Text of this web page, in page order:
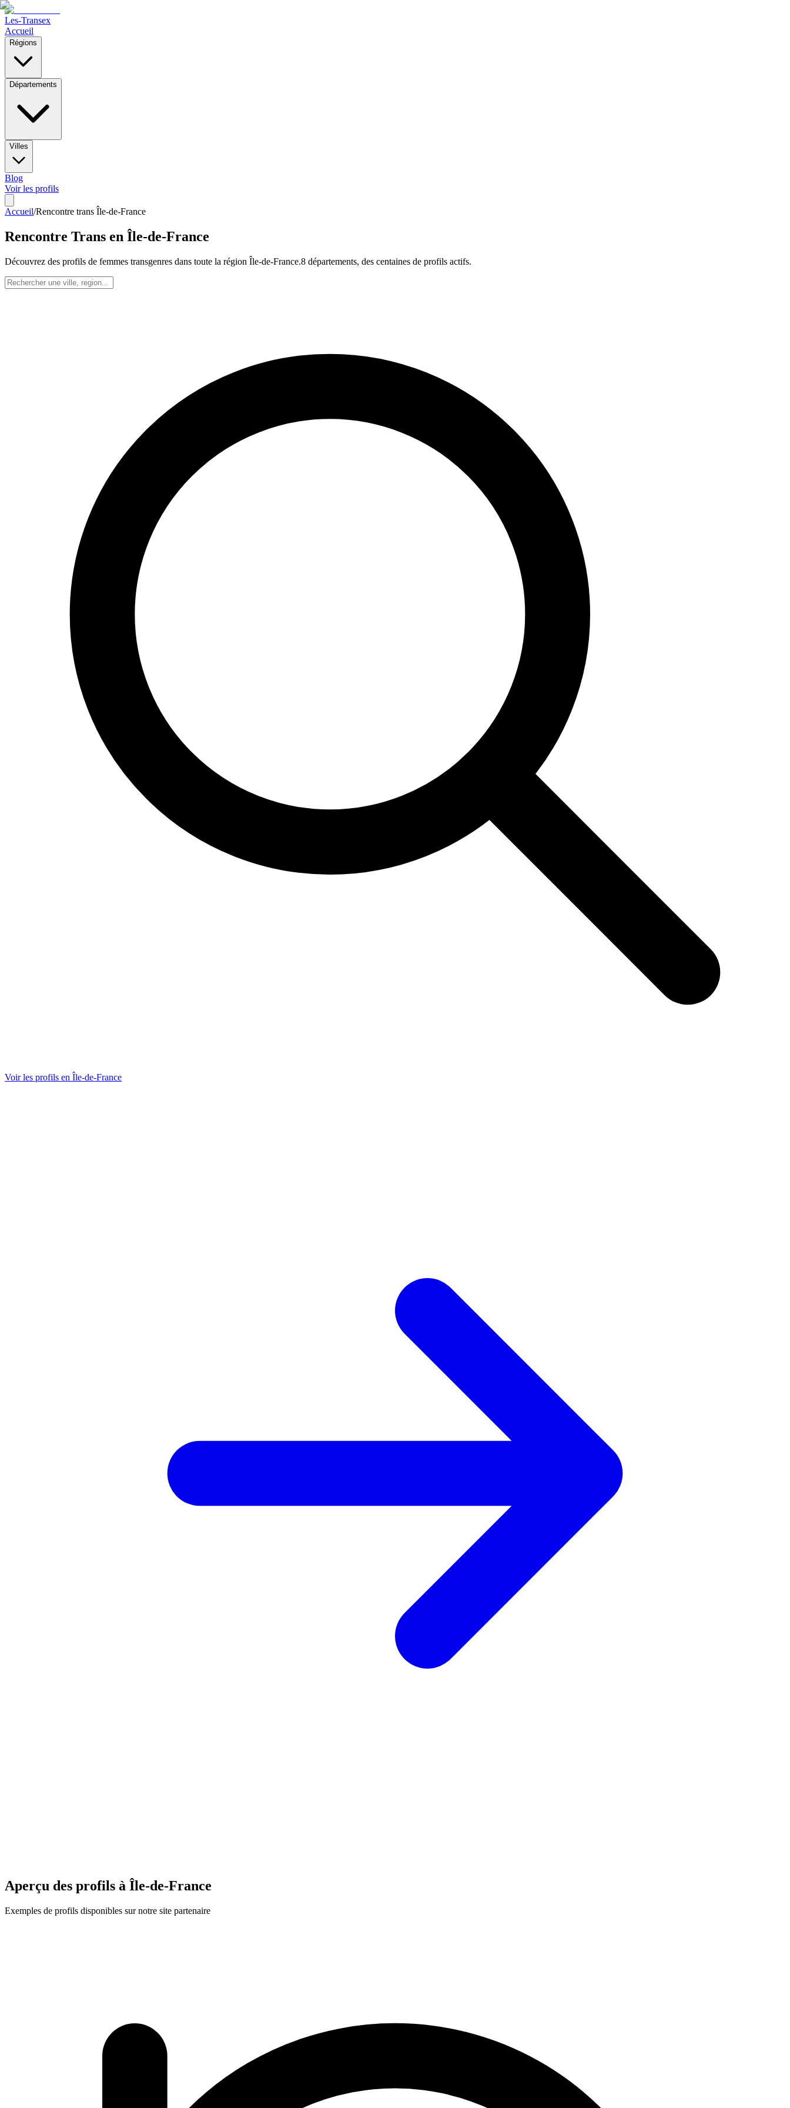
Les-Transex
Accueil
Régions
Départements
Villes
Blog
Voir les profils
Accueil/Rencontre trans Île-de-France
Rencontre Trans en Île-de-France
Découvrez des profils de femmes transgenres dans toute la région Île-de-France.8 départements, des centaines de profils actifs.
Voir les profils en Île-de-France
Aperçu des profils à Île-de-France
Exemples de profils disponibles sur notre site partenaire